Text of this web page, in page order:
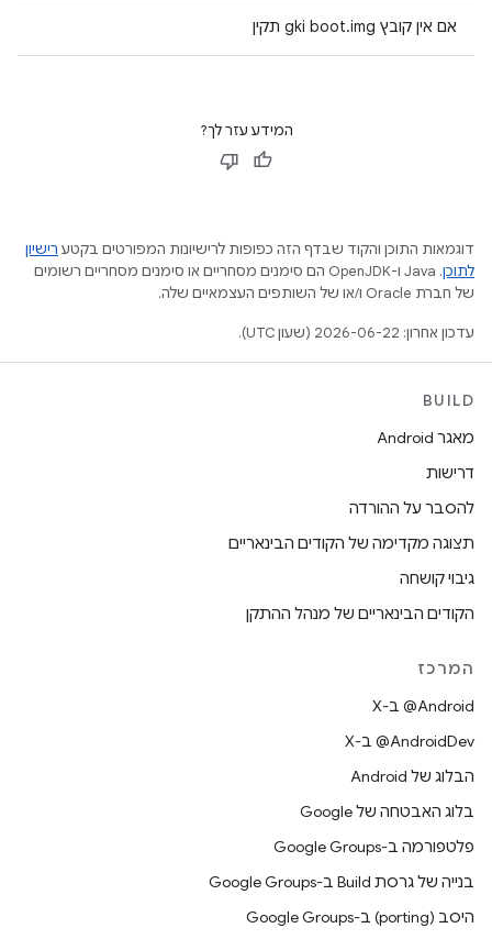
אם אין קובץ gki boot.img תקין
המידע עזר לך?
דוגמאות התוכן והקוד שבדף הזה כפופות לרישיונות המפורטים בקטע רישיון
לתוכן
.‏ Java ו-OpenJDK הם סימנים מסחריים או סימנים מסחריים רשומים
של חברת Oracle ו/או של השותפים העצמאיים שלה.
עדכון אחרון: 2026-06-22 (שעון UTC).
BUILD
מאגר Android
דרישות
להסבר על ההורדה
תצוגה מקדימה של הקודים הבינאריים
גיבוי קושחה
הקודים הבינאריים של מנהל ההתקן
המרכז
‫‎@Android ב-X
‫‎@AndroidDev ב-X
הבלוג של Android
בלוג האבטחה של Google
פלטפורמה ב-Google Groups
בנייה של גרסת Build ב-Google Groups
היסב (porting) ב-Google Groups